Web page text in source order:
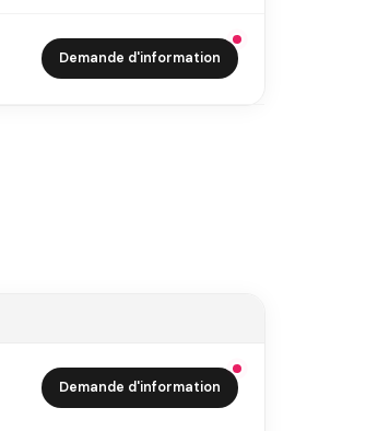
Demande d'information
Demande d'information